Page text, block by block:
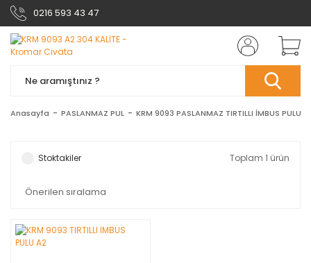
0216 593 43 47
Anasayfa PASLANMAZ PUL KRM 9093 PASLANMAZ TIRTILLI İMBUS PULU
Stoktakiler Toplam 1 ürün